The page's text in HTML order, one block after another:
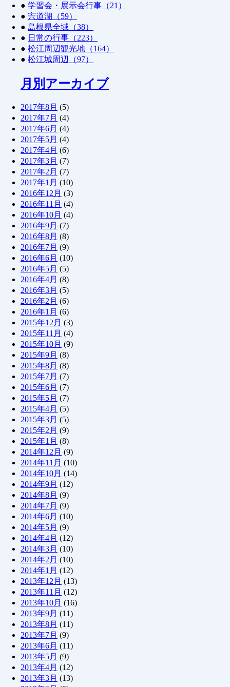
● 学習会・展示会行事（21）
● 宍道湖（59）
● 島根県全域（38）
● 日常の行事（223）
● 松江周辺観光地（164）
● 松江城周辺（97）
月別アーカイブ
2017年8月 (5)
2017年7月 (4)
2017年6月 (4)
2017年5月 (4)
2017年4月 (6)
2017年3月 (7)
2017年2月 (7)
2017年1月 (10)
2016年12月 (3)
2016年11月 (4)
2016年10月 (4)
2016年9月 (7)
2016年8月 (8)
2016年7月 (9)
2016年6月 (10)
2016年5月 (5)
2016年4月 (8)
2016年3月 (5)
2016年2月 (6)
2016年1月 (6)
2015年12月 (3)
2015年11月 (4)
2015年10月 (9)
2015年9月 (8)
2015年8月 (8)
2015年7月 (7)
2015年6月 (7)
2015年5月 (7)
2015年4月 (5)
2015年3月 (5)
2015年2月 (9)
2015年1月 (8)
2014年12月 (9)
2014年11月 (10)
2014年10月 (14)
2014年9月 (12)
2014年8月 (9)
2014年7月 (9)
2014年6月 (10)
2014年5月 (9)
2014年4月 (12)
2014年3月 (10)
2014年2月 (10)
2014年1月 (12)
2013年12月 (13)
2013年11月 (12)
2013年10月 (16)
2013年9月 (11)
2013年8月 (11)
2013年7月 (9)
2013年6月 (11)
2013年5月 (9)
2013年4月 (12)
2013年3月 (13)